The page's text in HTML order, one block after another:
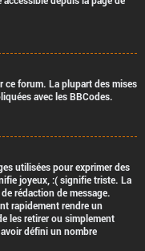
ce forum. La plupart des mises
avec les BBCodes.
utilisées pour exprimer des
joyeux, :( signifie triste. La
rédaction de message.
rapidement rendre un
les retirer ou simplement
avoir défini un nombre